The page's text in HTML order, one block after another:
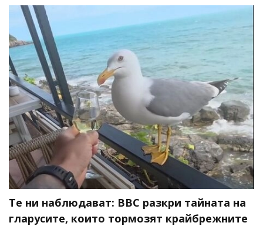
Те ни наблюдават: BBC разкри тайната на
гларусите, които тормозят крайбрежните